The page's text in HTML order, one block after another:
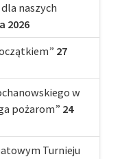
naszych
2026
27
w
pożarom” 24
Turnieju